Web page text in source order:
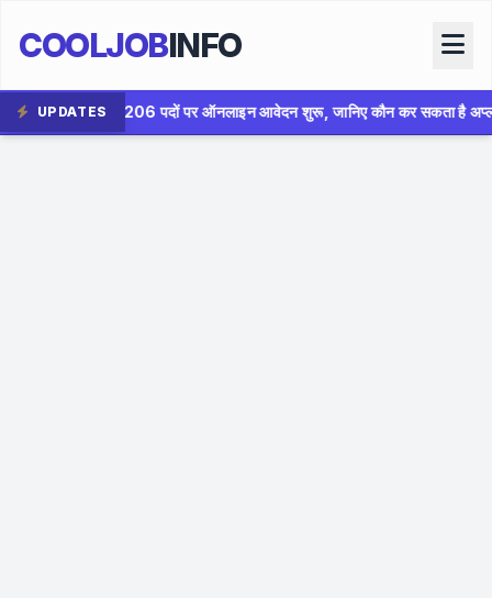
COOLJOBINFO
UPDATES
पर ऑनलाइन आवेदन शुरू, जानिए कौन कर सकता है अप्लाई ✦ AIIMS